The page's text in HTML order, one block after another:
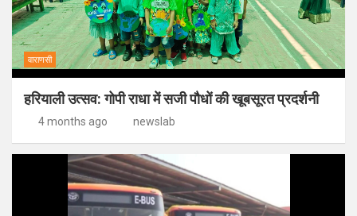
वाराणसी
हरियाली उत्सव: गोपी राधा में सजी पौधों की खूबसूरत प्रदर्शनी
4 months ago newslab